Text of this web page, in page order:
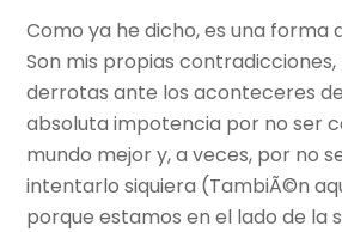
Como ya he dicho, es una forma
Son mis propias contradicciones,
derrotas ante los aconteceres
absoluta impotencia por no ser
mundo mejor y, a veces, por no
intentarlo siquiera (TambiÃ©n
porque estamos en el lado de la